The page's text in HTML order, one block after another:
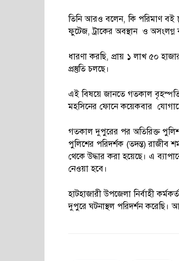
তিনি আরও বলেন, কি পরিমাণ বই
ফুটেজ, ট্রাকের অবস্থান ও অসংলগ্ন
ধারণা করছি, প্রায় ১ লাখ ৫০
প্রস্তুতি চলছে।
এই বিষয়ে জানতে গতকাল
মহসিনের ফোনে কয়েকবার
গতকাল দুপুরের পর অতিরিক্ত পুলিশ
পুলিশের পরিদর্শক (তদন্ত) রাজীব
থেকে উদ্ধার করা হয়েছে। এ
নেওয়া হবে।
হাটহাজারী উপজেলা নির্বাহী
দুপুরে ঘটনাস্থল পরিদর্শন করেছি।